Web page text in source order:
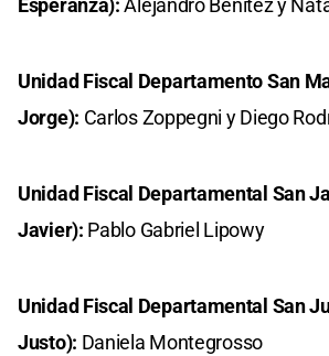
Esperanza):Alejandro Benítez y
Unidad Fiscal Departamento San
Jorge): Carlos Zoppegni y Diego
Unidad Fiscal Departamental San
Javier): Pablo Gabriel Lipowy
Unidad Fiscal Departamental San
Justo): Daniela Montegrosso